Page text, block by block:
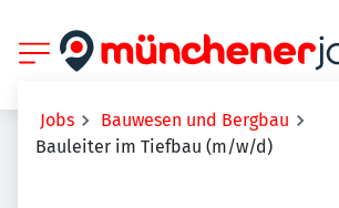
Jobs
Bauwesen und Bergbau
Bauleiter im Tiefbau (m/w/d)